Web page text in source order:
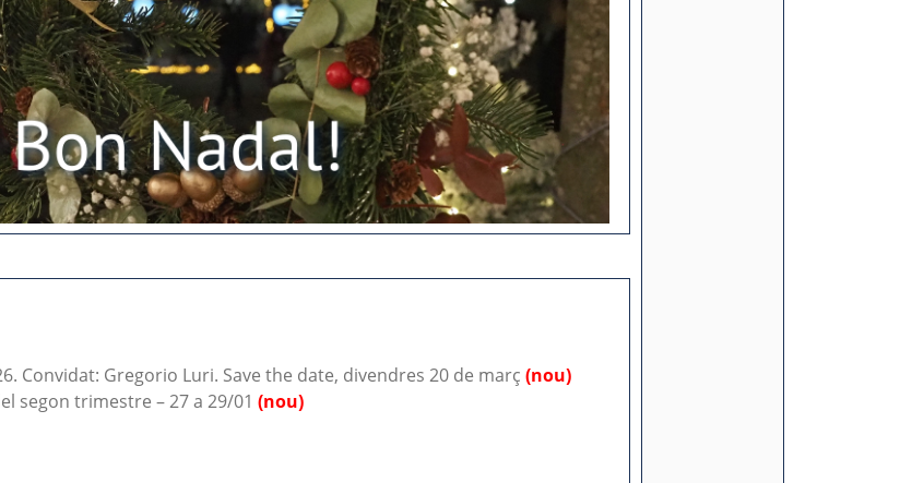
Convidat: Gregorio Luri. Save the date, divendres 20 de març (nou)
segon trimestre – 27 a 29/01 (nou)